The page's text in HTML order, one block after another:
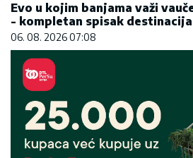
Evo u kojim banjama važi
- kompletan spisak
06. 08. 2026 07:08